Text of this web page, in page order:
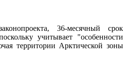
36-месячный срок
учитывает "особенности
территории Арктической зоны